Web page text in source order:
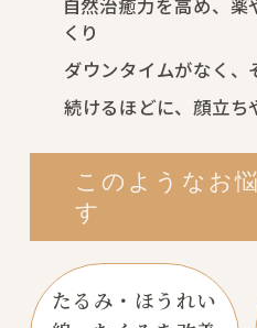
自然治癒力を高め、
くり
ダウンタイムがなく
続けるほどに、顔立ち
このようなお
す
たるみ・ほうれい